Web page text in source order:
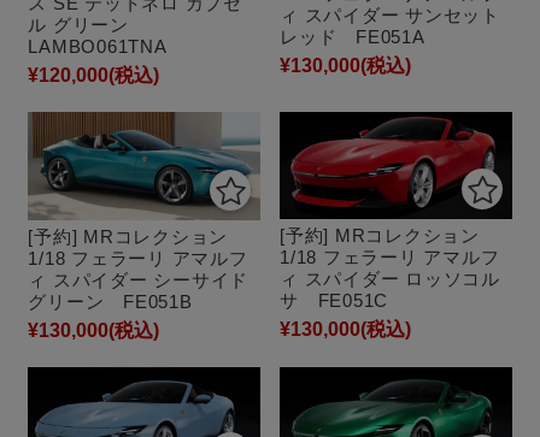
ル グリーン
LAMBO061TNA
¥120,000(税込)
ィ スパイダー サンセット
レッド FE051A
¥130,000(税込)
[予約] MRコレクション
1/18 フェラーリ アマルフ
ィ スパイダー シーサイド
グリーン FE051B
¥130,000(税込)
[予約] MRコレクション
1/18 フェラーリ アマルフ
ィ スパイダー ロッソコル
サ FE051C
¥130,000(税込)